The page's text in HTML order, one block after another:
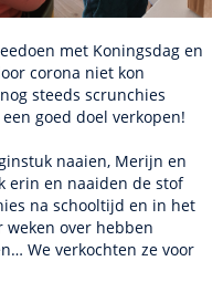
met Koningsdag en
corona niet kon
steeds scrunchies
goed doel verkopen!
naaien, Merijn en
erin en naaiden de stof
na schooltijd en in het
weken over hebben
We verkochten ze voor